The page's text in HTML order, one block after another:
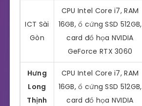
ICT Sài
Gòn
CPU Intel Core i7, RAM
16GB, ổ cứng SSD 512GB,
card đồ họa NVIDIA
GeForce RTX 3060
Hưng
Long
Thịnh
CPU Intel Core i7, RAM
16GB, ổ cứng SSD 512GB,
card đồ họa NVIDIA